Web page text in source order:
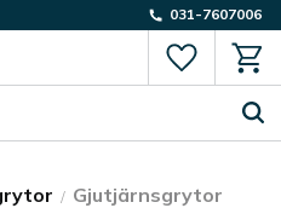
031-7607006
Gjutjärnsgrytor